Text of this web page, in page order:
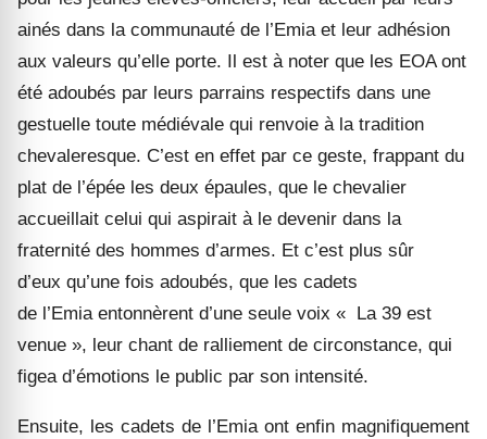
ainés dans la communauté de l’Emia et leur adhésion
aux valeurs qu’elle porte.
Il est à noter que les EOA ont
été adoubés par leurs parrains respectifs dans une
gestuelle toute médiévale qui renvoie à la tradition
chevaleresque. C’est en effet par ce geste, frappant du
plat de l’épée les deux épaules, que le chevalier
accueillait celui qui aspirait à le devenir dans la
fraternité des hommes d’armes. Et c’est plus sûr
d’eux qu’une fois adoubés, que les cadets
de l’Emia entonnèrent d’une seule voix « La 39 est
venue », leur chant de ralliement de circonstance, qui
figea d’émotions le public par son intensité.
Ensuite, les cadets de l’ Emia ont enfin magnifiquement